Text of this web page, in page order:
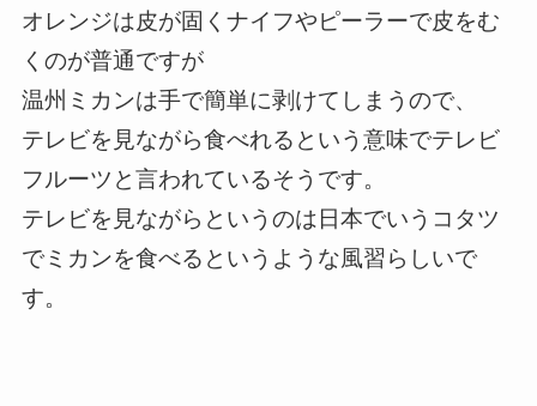
オレンジは皮が固くナイフやピーラーで皮をむ
くのが普通ですが
温州ミカンは手で簡単に剥けてしまうので、
テレビを見ながら食べれるという意味でテレビ
フルーツと言われているそうです。
テレビを見ながらというのは日本でいうコタツ
でミカンを食べるというような風習らしいで
す。